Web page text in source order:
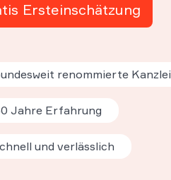
Ersteinschätzung
renommierte Kanzlei
Jahre Erfahrung
und verlässlich